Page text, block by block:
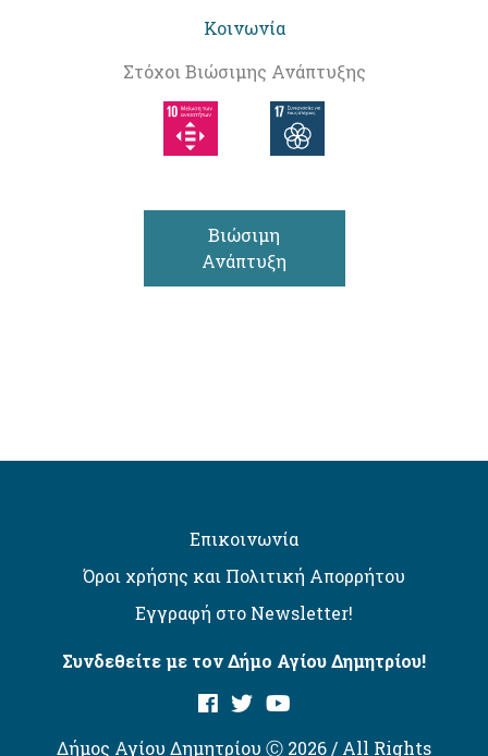
Κοινωνία
Στόχοι Βιώσιμης Ανάπτυξης
Βιώσιμη
Ανάπτυξη
Επικοινωνία
Όροι χρήσης και Πολιτική Απορρήτου
Εγγραφή στο Newsletter!
Συνδεθείτε με τον Δήμο Αγίου Δημητρίου!
Δήμος Αγίου Δημητρίου Ⓒ 2026 / All Rights